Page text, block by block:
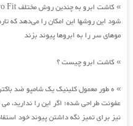
»
شود این روشها این امکان را می‌دهد که
موهای سر را به ابروها پیوند بزند
» کاشت ابرو چیست ؟
» ه طور معمول کلینیک یک شامپو ضد
عفونت طراحی شده؛ اگر این را ندارید،
نیز برای تمیز نگه داشتن پیوند خود